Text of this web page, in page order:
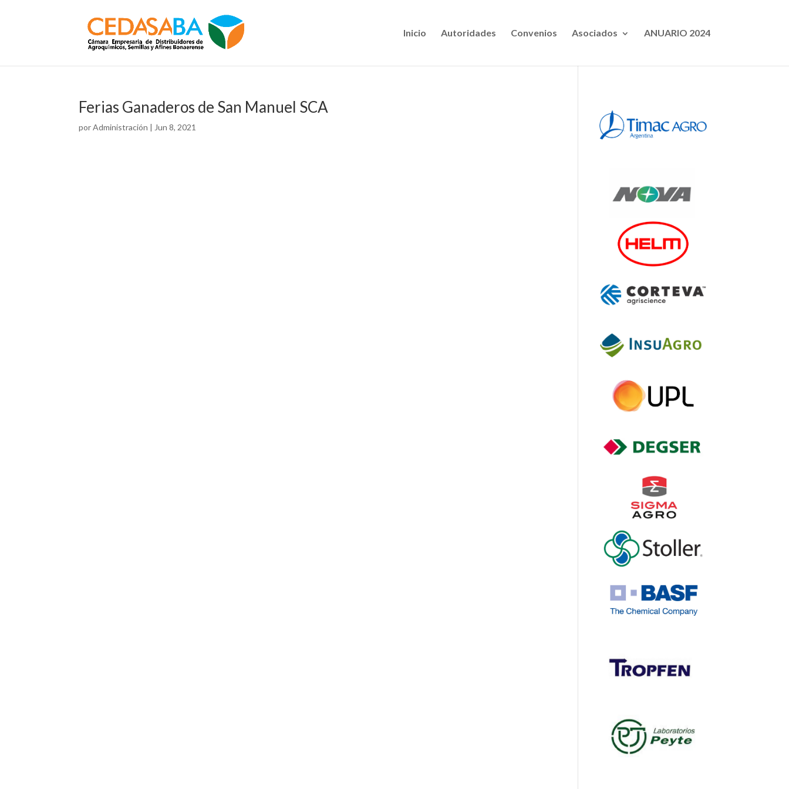
Inicio Autoridades Convenios Asociados ANUARIO 2024
Ferias Ganaderos de San Manuel SCA
porAdministración | Jun 8, 2021